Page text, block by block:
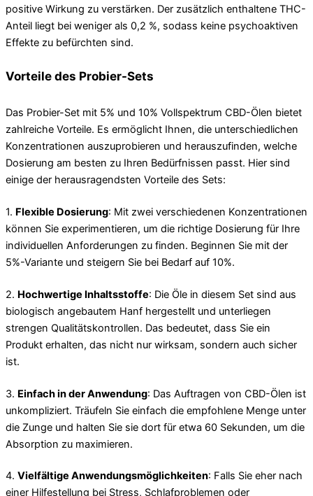
positive Wirkung zu verstärken. Der zusätzlich enthaltene THC-
Anteil liegt bei weniger als 0,2 %, sodass keine psychoaktiven
Effekte zu befürchten sind.
Vorteile des Probier-Sets
Das Probier-Set mit 5% und 10% Vollspektrum CBD-Ölen bietet
zahlreiche Vorteile. Es ermöglicht Ihnen, die unterschiedlichen
Konzentrationen auszuprobieren und herauszufinden, welche
Dosierung am besten zu Ihren Bedürfnissen passt. Hier sind
einige der herausragendsten Vorteile des Sets:
1. Flexible Dosierung: Mit zwei verschiedenen Konzentrationen
können Sie experimentieren, um die richtige Dosierung für Ihre
individuellen Anforderungen zu finden. Beginnen Sie mit der
5%-Variante und steigern Sie bei Bedarf auf 10%.
2. Hochwertige Inhaltsstoffe: Die Öle in diesem Set sind aus
biologisch angebautem Hanf hergestellt und unterliegen
strengen Qualitätskontrollen. Das bedeutet, dass Sie ein
Produkt erhalten, das nicht nur wirksam, sondern auch sicher
ist.
3. Einfach in der Anwendung: Das Auftragen von CBD-Ölen ist
unkompliziert. Träufeln Sie einfach die empfohlene Menge unter
die Zunge und halten Sie sie dort für etwa 60 Sekunden, um die
Absorption zu maximieren.
4. Vielfältige Anwendungsmöglichkeiten: Falls Sie eher nach
einer Hilfestellung bei Stress, Schlafproblemen oder